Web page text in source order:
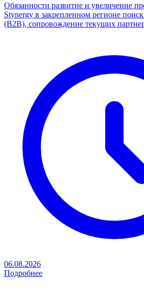
Обязанности развитие и увеличение
Stynergy в закрепленном регионе
(B2B), сопровождение текущих
06.08.2026
Подробнее